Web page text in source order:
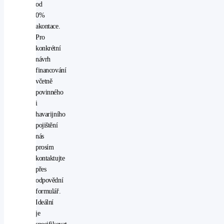
vyhřívaná
zrcátka
vyhřívaný
volant
AUX
CD
přehrávač
denní
svícení
pevná
střecha
tažné
zařízení
tempomat
venkovní
teploměr
výškově
nastavitelné
sedadlo
řidiče
od
0%
akontace.
Pro
konkrétní
návrh
financování
včetně
povinného
i
havarijního
pojištění
nás
prosím
kontaktujte
přes
odpovědní
formulář.
Ideální
je